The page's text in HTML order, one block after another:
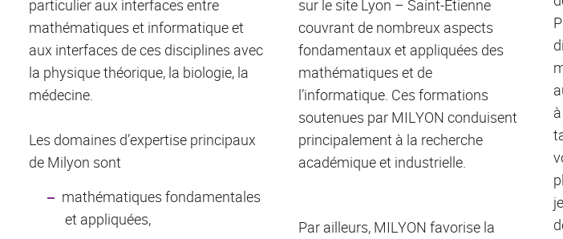
particulier aux interfaces entre
mathématiques et informatique et
aux interfaces de ces disciplines avec
la physique théorique, la biologie, la
médecine.
Les domaines d’expertise principaux
de Milyon sont
mathématiques fondamentales
et appliquées,
sur le site Lyon – Saint-Étienne
couvrant de nombreux aspects
fondamentaux et appliquées des
mathématiques et de
l’informatique. Ces formations
soutenues par MILYON conduisent
principalement à la recherche
académique et industrielle.
Par ailleurs, MILYON favorise la